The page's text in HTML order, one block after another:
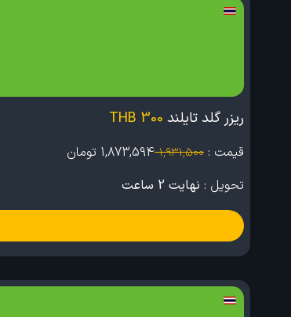
ریزر گلد تایلند 300 THB
قیمت : 1,931,500
1,873,594 تومان
تحویل : نهایت 2 ساعت